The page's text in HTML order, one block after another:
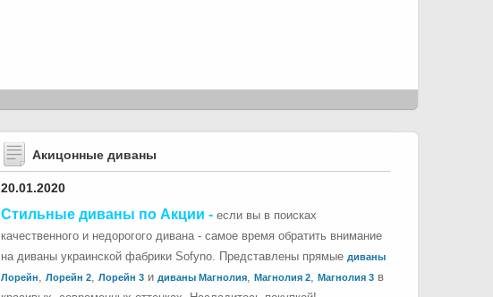
Акицонные диваны
20.01.2020
Стильные диваны по Акции - если вы в поисках
качественного и недорогого дивана - самое время обратить внимание
на диваны украинской фабрики Sofyno. Представлены прямые диваны
Лорейн, Лорейн 2, Лорейн 3 и диваны Магнолия, Магнолия 2, Магнолия 3 в